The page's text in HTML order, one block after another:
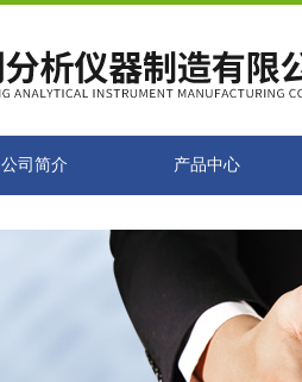
公司简介 产品中心